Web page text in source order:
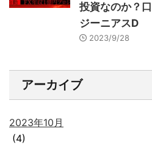
投資なのか？
ジーニアスD
2023/9/28
アーカイブ
2023年10月
(4)